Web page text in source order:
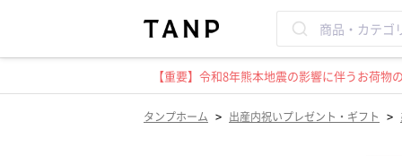
【重要】令和8年熊本地震の影響に伴うお荷
タンプホーム > 出産内祝いプレゼント・ギフト >